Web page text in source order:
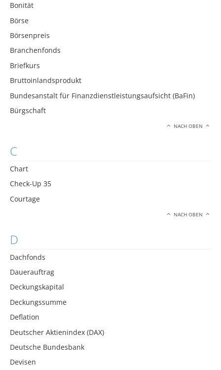
Bonität
Börse
Börsenpreis
Branchenfonds
Briefkurs
Bruttoinlandsprodukt
Bundesanstalt für Finanzdienstleistungsaufsicht (BaFin)
Bürgschaft
NACH OBEN
C
Chart
Check-Up 35
Courtage
NACH OBEN
D
Dachfonds
Dauerauftrag
Deckungskapital
Deckungssumme
Deflation
Deutscher Aktienindex (DAX)
Deutsche Bundesbank
Devisen